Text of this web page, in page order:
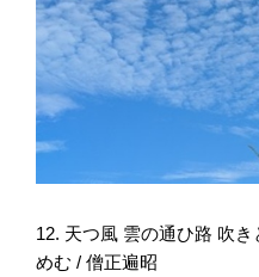
12. 天つ風 雲の通ひ路 吹
めむ / 僧正遍昭